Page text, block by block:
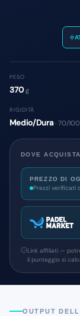
PESO
370g
RIGIDITÀ
Medio/Dura· 70/100
DOVE
PREZZO DI
Prezzi verificati
Link affiliati —
il punteggio si
OUTPUT